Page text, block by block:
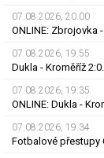
07.08.2026, 20.00
07.08.2026, 19.55
Dukla - Kroměříž
07.08.2026, 19.35
07.08.2026, 19.34